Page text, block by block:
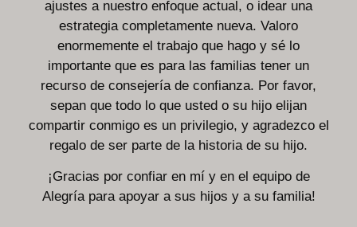
ajustes a nuestro enfoque actual, o idear una
estrategia completamente nueva. Valoro
enormemente el trabajo que hago y sé lo
importante que es para las familias tener un
recurso de consejería de confianza. Por favor,
sepan que todo lo que usted o su hijo elijan
compartir conmigo es un privilegio, y agradezco el
regalo de ser parte de la historia de su hijo.
¡Gracias por confiar en mí y en el equipo de
Alegría para apoyar a sus hijos y a su familia!